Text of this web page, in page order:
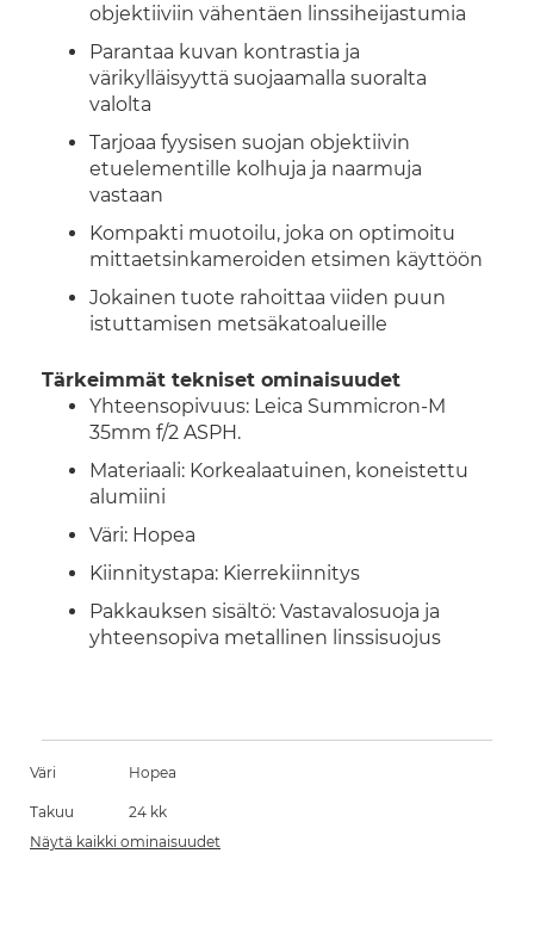
objektiiviin vähentäen linssiheijastumia
Parantaa kuvan kontrastia ja
värikylläisyyttä suojaamalla suoralta
valolta
Tarjoaa fyysisen suojan objektiivin
etuelementille kolhuja ja naarmuja
vastaan
Kompakti muotoilu, joka on optimoitu
mittaetsinkameroiden etsimen käyttöön
Jokainen tuote rahoittaa viiden puun
istuttamisen metsäkatoalueille
Tärkeimmät tekniset ominaisuudet
Yhteensopivuus: Leica Summicron-M
35mm f/2 ASPH.
Materiaali: Korkealaatuinen, koneistettu
alumiini
Väri: Hopea
Kiinnitystapa: Kierrekiinnitys
Pakkauksen sisältö: Vastavalosuoja ja
yhteensopiva metallinen linssisuojus
Väri Hopea
Takuu
24 kk
Näytä kaikki ominaisuudet